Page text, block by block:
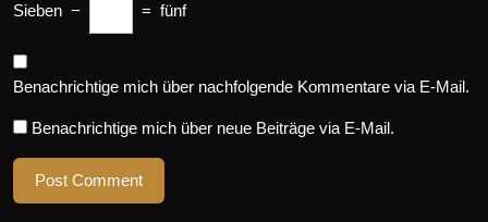
Sieben − = fünf
Benachrichtige mich über nachfolgende Kommentare via E-Mail.
Benachrichtige mich über neue Beiträge via E-Mail.